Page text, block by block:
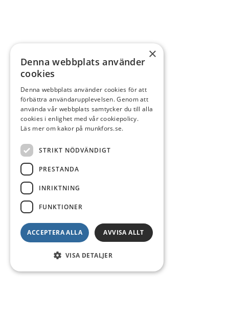
×
Denna webbplats använder
cookies
Denna webbplats använder cookies för att
förbättra användarupplevelsen. Genom att
använda vår webbplats samtycker du till alla
cookies i enlighet med vår cookiepolicy.
Läs mer om kakor på munkfors.se.
STRIKT NÖDVÄNDIGT
PRESTANDA
INRIKTNING
FUNKTIONER
ACCEPTERA ALLA AVVISA ALLT
VISA DETALJER